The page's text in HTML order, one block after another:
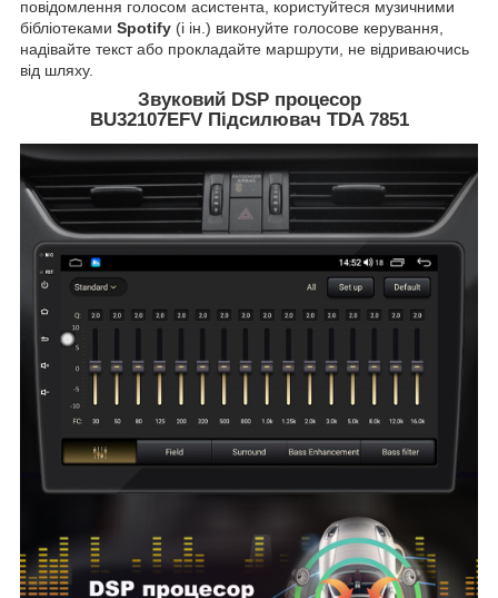
повідомлення голосом асистента, користуйтеся музичними
бібліотеками Spotify (і ін.) виконуйте голосове керування,
надівайте текст або прокладайте маршрути, не відриваючись
від шляху.
Звуковий DSP процесор
BU32107EFV Підсилювач TDA 7851